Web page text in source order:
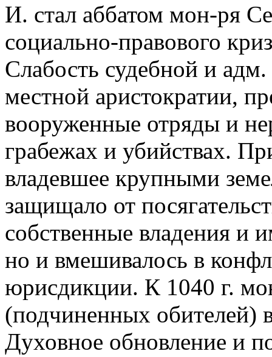
И. стал аббатом мон-ря
социально-правового
Слабость судебной и
местной аристократии,
вооруженные отряды и
грабежах и убийствах.
владевшее крупными
защищало от
собственные владения и
но и вмешивалось в
юрисдикции. К 1040 г.
(подчиненных обителей)
Духовное обновление и